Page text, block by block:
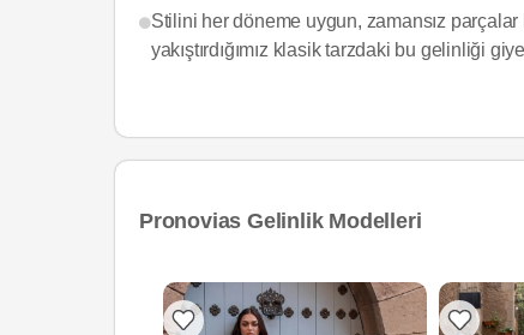
Stilini her döneme uygun, zamansız
yakıştırdığımız klasik tarzdaki bu gelinliği
Pronovias Gelinlik Modelleri